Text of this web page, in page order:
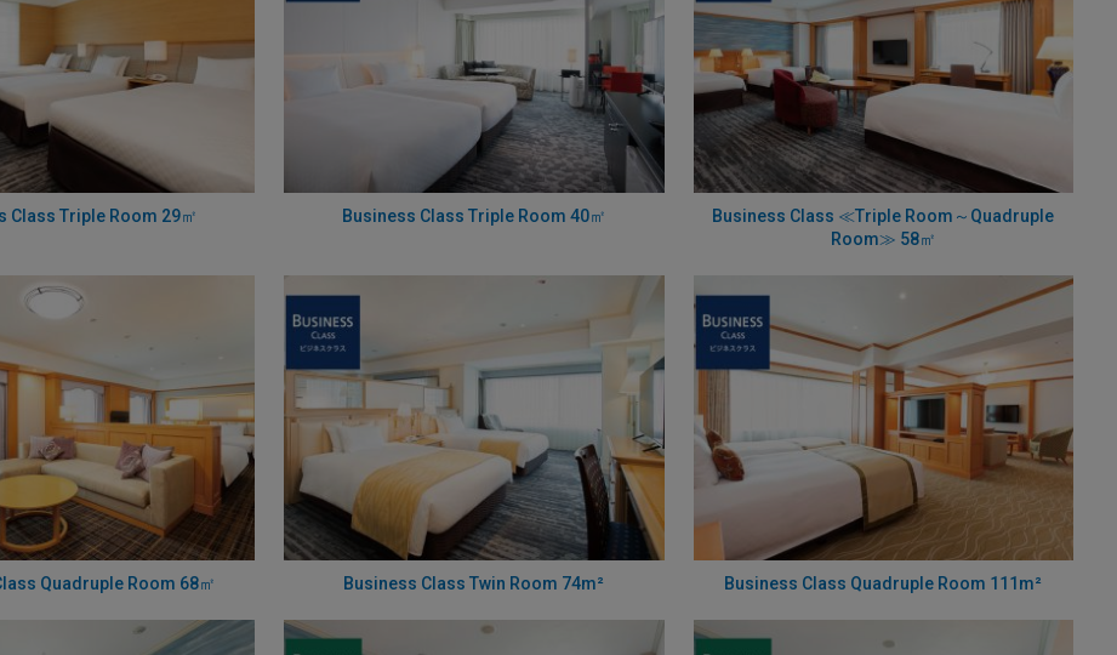
Class Triple Room 29㎡ Business Class Triple Room 40㎡
Business Class ≪Triple Room～Quadruple
Room≫ 58㎡
Quadruple Room 68㎡ Business Class Twin Room 74m² Business Class Quadruple Room 111m²